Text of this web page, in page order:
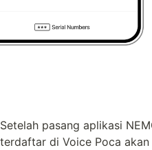
Setelah pasang aplikasi